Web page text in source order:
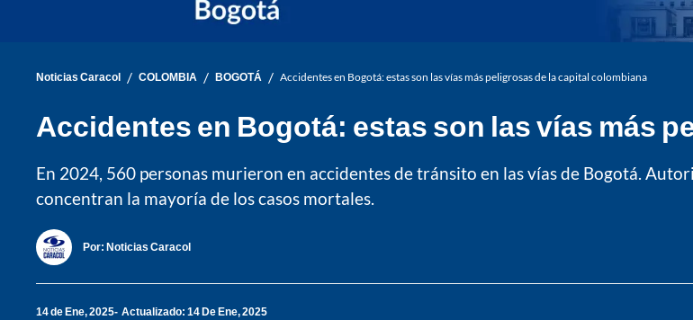
Noticias Caracol / COLOMBIA / BOGOTÁ / Accidentes en Bogotá: estas son las vías más peligrosas de la capital colombiana
Accidentes en Bogotá: estas son las vías más
En 2024, 560 personas murieron en accidentes de tránsito en las vías de Bogotá.
concentran la mayoría de los casos mortales.
Por: Noticias Caracol
14 de Ene, 2025 Actualizado: 14 De Ene, 2025